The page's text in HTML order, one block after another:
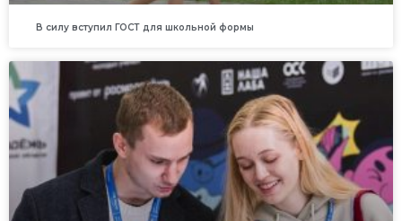
В силу вступил ГОСТ для школьной формы